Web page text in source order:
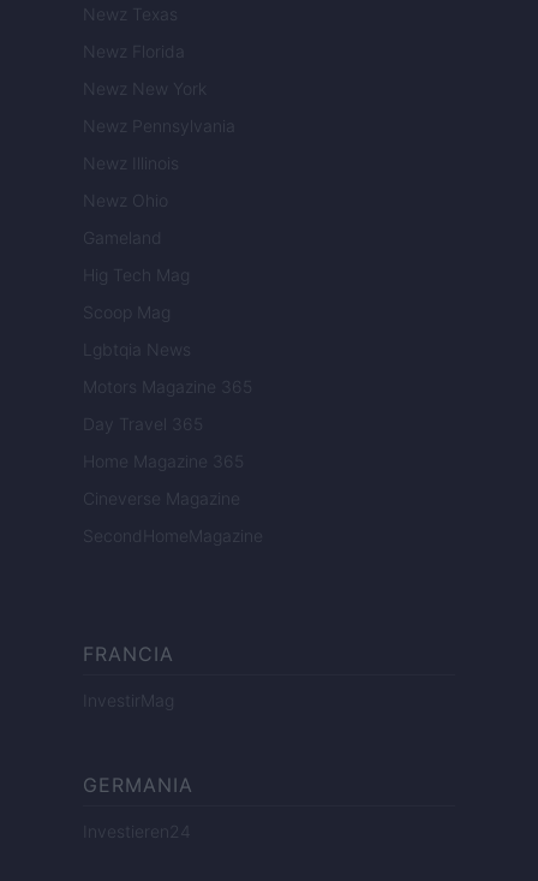
Newz Texas
Newz Florida
Newz New York
Newz Pennsylvania
Newz Illinois
Newz Ohio
Gameland
Hig Tech Mag
Scoop Mag
Lgbtqia News
Motors Magazine 365
Day Travel 365
Home Magazine 365
Cineverse Magazine
SecondHomeMagazine
FRANCIA
InvestirMag
GERMANIA
Investieren24